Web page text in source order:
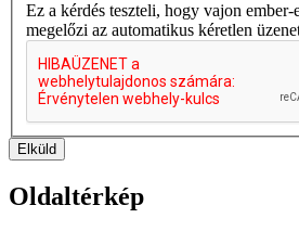
Ez a kérdés teszteli, hogy vajon
megelőzi az automatikus kéretlen
Elküld
Oldaltérkép